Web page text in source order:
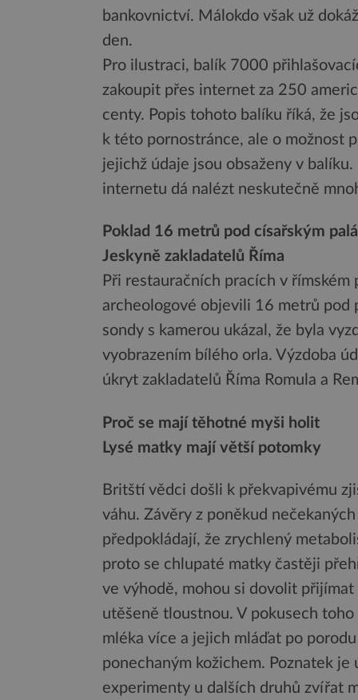
bankovnictví. Málokdo však už
den.
Pro ilustraci, balík 7000
zakoupit přes internet za 250
centy. Popis tohoto balíku říká, že
k této pornostránce, ale o možnost
jejichž údaje jsou obsaženy v
internetu dá nalézt neskutečně
Poklad 16 metrů pod císařským
Jeskyně zakladatelů Říma
Při restauračních pracích v
archeologové objevili 16 metrů pod
sondy s kamerou ukázal, že byla
vyobrazením bílého orla. Výzdoba
úkryt zakladatelů Říma Romula a
Proč se mají těhotné myši holit
Lysé matky mají větší potomky
Britští vědci došli k překvapivému
váhu. Závěry z poněkud
předpokládají, že zrychlený
proto se chlupaté matky častěji
ve výhodě, mohou si dovolit
utěšeně tloustnou. V pokusech
mléka více a jejich mláďat po
ponechaným kožichem. Poznatek
experimenty u dalších druhů zvířat